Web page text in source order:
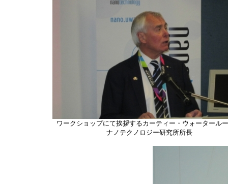
ワークショップにて挨拶するカーティー・ウォータール
ナノテクノロジー研究所所長